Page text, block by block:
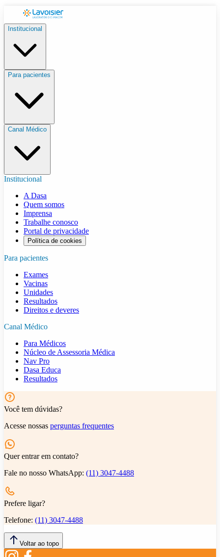
Institucional
Para pacientes
Canal Médico
Institucional
A Dasa
Quem somos
Imprensa
Trabalhe conosco
Portal de privacidade
Política de cookies
Para pacientes
Exames
Vacinas
Unidades
Resultados
Direitos e deveres
Canal Médico
Para Médicos
Núcleo de Assessoria Médica
Nav Pro
Dasa Educa
Resultados
Você tem dúvidas?
Acesse nossas perguntas frequentes
Quer entrar em contato?
Fale no nosso WhatsApp: (11) 3047-4488
Prefere ligar?
Telefone: (11) 3047-4488
Voltar ao topo